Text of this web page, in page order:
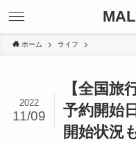
ホーム ライフ
【全国旅
予約開始
開始状況
2022
11/09